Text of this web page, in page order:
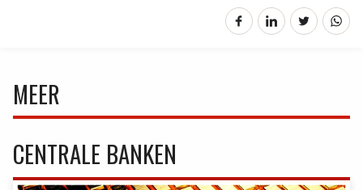
MEER
CENTRALE BANKEN